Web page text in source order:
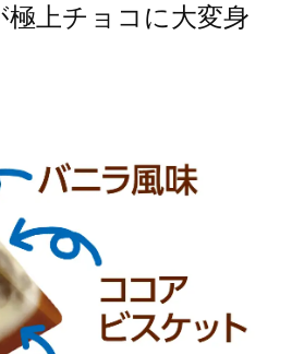
上チョコに大変身